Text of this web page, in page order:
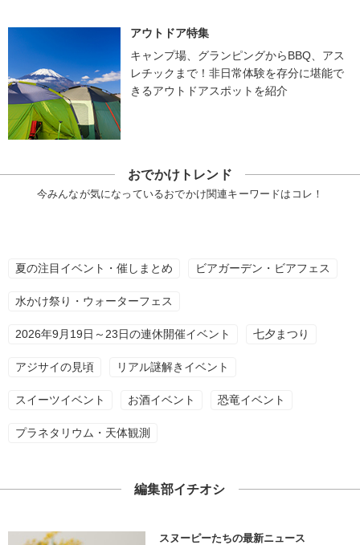
アウトドア特集
キャンプ場、グランピングからBBQ、アス
レチックまで！非日常体験を存分に堪能で
きるアウトドアスポットを紹介
おでかけトレンド
今みんなが気になっているおでかけ関連キーワードはコレ！
夏の注目イベント・催しまとめ ビアガーデン・ビアフェス
水かけ祭り・ウォーターフェス
2026年9月19日～23日の連休開催イベント 七夕まつり
アジサイの見頃 リアル謎解きイベント
スイーツイベント お酒イベント 恐竜イベント
プラネタリウム・天体観測
編集部イチオシ
スヌーピーたちの最新ニュース